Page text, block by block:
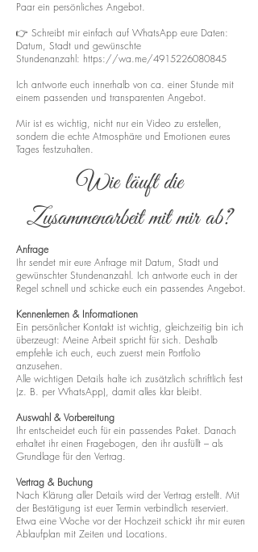
Paar ein persönliches Angebot.
👉 Schreibt mir einfach auf WhatsApp eure Daten:
Datum, Stadt und gewünschte
Stundenanzahl: https://wa.me/4915226080845
Ich antworte euch innerhalb von ca. einer Stunde mit
einem passenden und transparenten Angebot.
Mir ist es wichtig, nicht nur ein Video zu erstellen,
sondern die echte Atmosphäre und Emotionen eures
Tages festzuhalten.
Wie läuft die
Zusammenarbeit mit mir ab?
Anfrage
Ihr sendet mir eure Anfrage mit Datum, Stadt und
gewünschter Stundenanzahl. Ich antworte euch in der
Regel schnell und schicke euch ein passendes Angebot.
Kennenlernen & Informationen
Ein persönlicher Kontakt ist wichtig, gleichzeitig bin ich
überzeugt: Meine Arbeit spricht für sich. Deshalb
empfehle ich euch, euch zuerst mein Portfolio
anzusehen.
Alle wichtigen Details halte ich zusätzlich schriftlich fest
(z. B. per WhatsApp), damit alles klar bleibt.
Auswahl & Vorbereitung
Ihr entscheidet euch für ein passendes Paket. Danach
erhaltet ihr einen Fragebogen, den ihr ausfüllt – als
Grundlage für den Vertrag.
Vertrag & Buchung
Nach Klärung aller Details wird der Vertrag erstellt. Mit
der Bestätigung ist euer Termin verbindlich reserviert.
Etwa eine Woche vor der Hochzeit schickt ihr mir euren
Ablaufplan mit Zeiten und Locations.